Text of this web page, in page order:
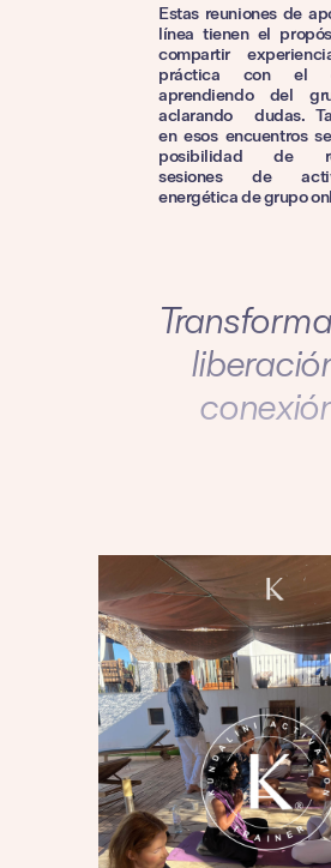
Estas reuniones de
línea tienen el
compartir
práctica con el
aprendiendo del
aclarando dudas.
en esos encuentros
posibilidad de
sesiones de
energética de grupo